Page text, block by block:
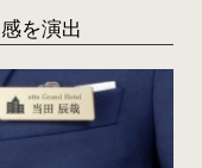
を演出